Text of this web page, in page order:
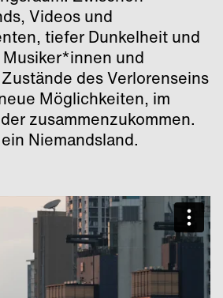
Videos und
tiefer Dunkelheit und
und
des Verlorenseins
Möglichkeiten, im
zusammenzukommen.
Niemandsland.